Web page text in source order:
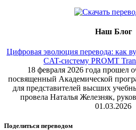
Наш Блог
Цифровая эволюция перевода: как
CAT-систему PROMT
18 февраля 2026 года прошел
посвященный Академической
для представителей высших
провела Наталья Железняк,
01.03.2026
Поделиться переводом